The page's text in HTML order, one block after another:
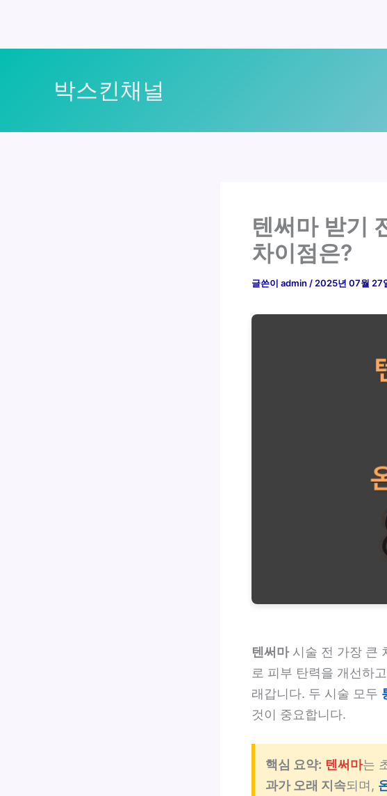
박스킨채널
텐써마 받기
차이점은?
글쓴이 admin / 2025년 07월 27
텐써마시술 전 가장 큰
로 피부 탄력을 개선하
래갑니다. 두 시술 모두
것이 중요합니다.
핵심 요약: 텐써마는
과가 오래 지속되며,